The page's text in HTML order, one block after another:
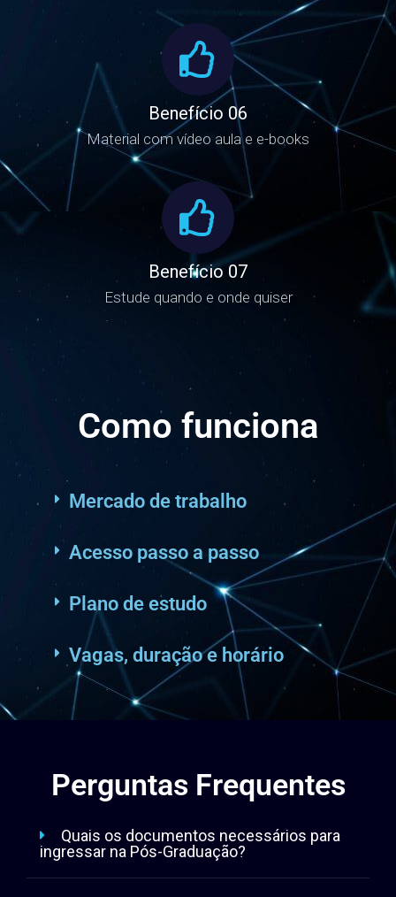
Benefício 06
Material com vídeo aula e e-books
Benefício 07
Estude quando e onde quiser
Como funciona
Mercado de trabalho
Acesso passo a passo
Plano de estudo
Vagas, duração e horário
Perguntas Frequentes
Quais os documentos necessários para
ingressar na Pós-Graduação?